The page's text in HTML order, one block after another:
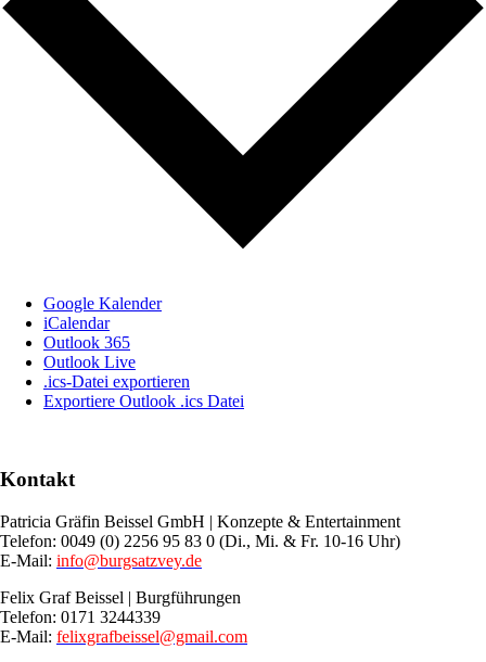
Google Kalender
iCalendar
Outlook 365
Outlook Live
.ics-Datei exportieren
Exportiere Outlook .ics Datei
Kontakt
Patricia Gräfin Beissel GmbH | Konzepte & Entertainment
Telefon: 0049 (0) 2256 95 83 0 (Di., Mi. & Fr. 10-16 Uhr)
E-Mail: info@burgsatzvey.de
Felix Graf Beissel | Burgführungen
Telefon: 0171 3244339
E-Mail: felixgrafbeissel@gmail.com